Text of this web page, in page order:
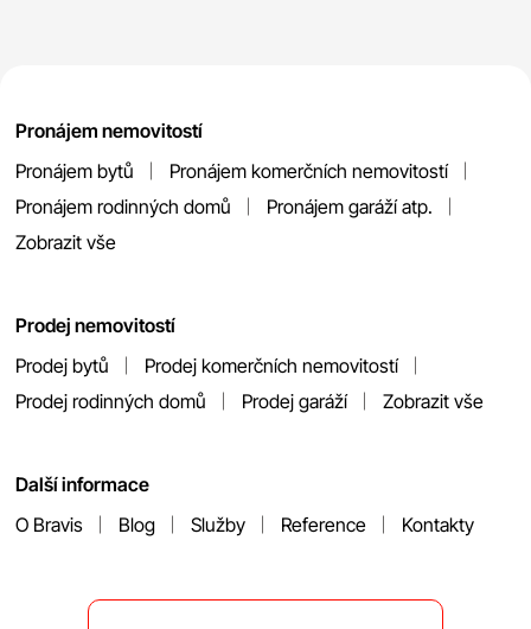
Pronájem nemovitostí
Pronájem bytů
Pronájem komerčních nemovitostí
Pronájem rodinných domů
Pronájem garáží atp.
Zobrazit vše
Prodej nemovitostí
Prodej bytů
Prodej komerčních nemovitostí
Prodej rodinných domů
Prodej garáží Zobrazit vše
Další informace
O Bravis
Blog Služby Reference Kontakty